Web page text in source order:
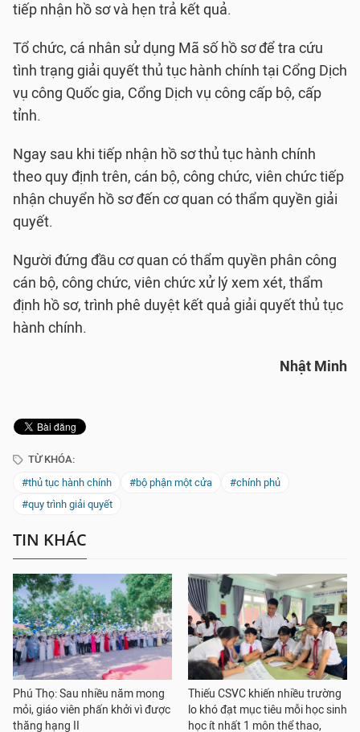
tiếp nhận hồ sơ và hẹn trả kết quả.
Tổ chức, cá nhân sử dụng Mã số hồ sơ để tra cứu
tình trạng giải quyết thủ tục hành chính tại Cổng Dịch
vụ công Quốc gia, Cổng Dịch vụ công cấp bộ, cấp
tỉnh.
Ngay sau khi tiếp nhận hồ sơ thủ tục hành chính
theo quy định trên, cán bộ, công chức, viên chức tiếp
nhận chuyển hồ sơ đến cơ quan có thẩm quyền giải
quyết.
Người đứng đầu cơ quan có thẩm quyền phân công
cán bộ, công chức, viên chức xử lý xem xét, thẩm
định hồ sơ, trình phê duyệt kết quả giải quyết thủ tục
hành chính.
Nhật Minh
TỪ KHÓA:
#thủ tục hành chính
#bộ phận một cửa
#chính phủ
#quy trình giải quyết
TIN KHÁC
Phú Thọ: Sau nhiều năm mong
mỏi, giáo viên phấn khởi vì được
thăng hạng II
Thiếu CSVC khiến nhiều trường
lo khó đạt mục tiêu mỗi học sinh
học ít nhất 1 môn thể thao,